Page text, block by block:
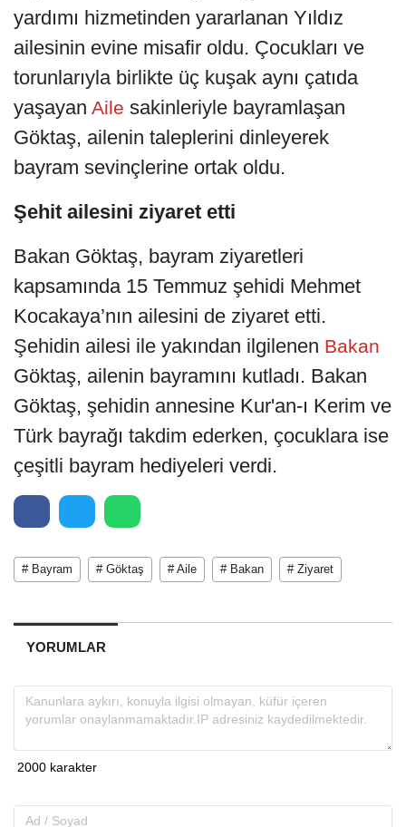
yardımı hizmetinden yararlanan Yıldız
ailesinin evine misafir oldu. Çocukları ve
torunlarıyla birlikte üç kuşak aynı çatıda
yaşayan Aile sakinleriyle bayramlaşan
Göktaş, ailenin taleplerini dinleyerek
bayram sevinçlerine ortak oldu.
Şehit ailesini ziyaret etti
Bakan Göktaş, bayram ziyaretleri
kapsamında 15 Temmuz şehidi Mehmet
Kocakaya’nın ailesini de ziyaret etti.
Şehidin ailesi ile yakından ilgilenen Bakan
Göktaş, ailenin bayramını kutladı. Bakan
Göktaş, şehidin annesine Kur'an-ı Kerim ve
Türk bayrağı takdim ederken, çocuklara ise
çeşitli bayram hediyeleri verdi.
# Bayram # Göktaş # Aile # Bakan # Ziyaret
YORUMLAR